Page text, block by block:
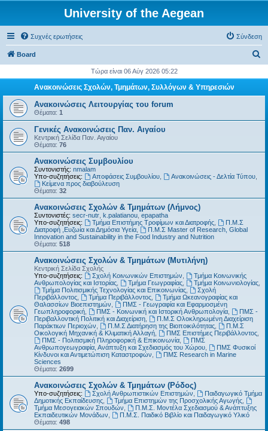
University of the Aegean
Συχνές ερωτήσεις Σύνδεση
Board
ζ
σ
Τώρα είναι 06 Αύγ 2026 05:22
Ανακοινώσεις Σχολών, Τμημάτων, Συλλόγων & Υπηρεσιών
Ανακοινώσεις Λειτουργίας του forum
Θέματα: 1
Γενικές Ανακοινώσεις Παν. Αιγαίου
Κεντρική Σελίδα Παν. Αιγαίου
Θέματα: 76
Ανακοινώσεις Συμβουλίου
Συντονιστής: nmalam
Υπο-συζητήσεις:
Αποφάσεις Συμβουλίου, Ανακοινώσεις - Δελτία Τύπου,
Kείμενα προς διαβούλευση
Θέματα: 32
Ανακοινώσεις Σχολών & Τμημάτων (Λήμνος)
Συντονιστές: secr-nutr k.palatianou epapatha
Υπο-συζητήσεις:
Τμήμα Επιστήμης Τροφίμων και Διατροφής,
Π.Μ.Σ
Διατροφή ,Ευζωία και Δημόσια Υγεία
Π.Μ.Σ Master of Research, Global
Innovation and Sustainability in the Food Industry and Nutrition
Θέματα: 518
Ανακοινώσεις Σχολών & Τμημάτων (Μυτιλήνη)
Κεντρική Σελίδα Σχολής
Υπο-συζητήσεις:
Σχολή Κοινωνικών Επιστημών
Τμήμα Κοινωνικής
Ανθρωπολογίας και Ιστορίας
Τμήμα Γεωγραφίας, Τμήμα Κοινωνιολογίας,
Τμήμα Πολιτισμικής Τεχνολογίας και Επικοινωνίας,
Σχολή
Περιβάλλοντος
Τμήμα Περιβάλλοντος,
Τμήμα Ωκεανογραφίας και
Θαλασσίων Βιοεπιστημών
ΠΜΣ - Γεωγραφία και Εφαρμοσμένη
Γεωπληροφορική
ΠΜΣ - Κοινωνική και Ιστορική Ανθρωπολογία,
ΠΜΣ -
Περιβαλλοντική Πολιτική και Διαχείριση
Π.Μ.Σ Ολοκληρωμένη Διαχείριση
Παράκτιων Περιοχών
Π.Μ.Σ Διατήρηση της Βιοποικιλότητας,
Π.Μ.Σ
Οικολογική Μηχανική & Κλιματική Αλλαγή
ΠΜΣ Επιστήμες Περιβάλλοντος,
ΠΜΣ - Πολιτισμική Πληροφορική & Επικοινωνία,
ΠΜΣ
Ανθρωπογεωγραφία, Ανάπτυξη και Σχεδιασμός του Χώρου
ΠΜΣ Φυσικοί
Κίνδυνοι και Αντιμετώπιση Καταστροφών
ΠΜΣ Research in Marine
Sciences
Θέματα: 2699
Ανακοινώσεις Σχολών & Τμημάτων (Ρόδος)
Υπο-συζητήσεις: Σχολή Ανθρωπιστικών Επιστημών
Παιδαγωγικό Τμήμα
Δημοτικής Εκπαίδευσης
Τμήμα Επιστημών της Προσχολικής Αγωγής,
Τμήμα Μεσογειακών Σπουδών
Π.Μ.Σ. Μοντέλα Σχεδιασμού & Ανάπτυξης
Εκπαιδευτικών Μονάδων
Π.Μ.Σ. Παιδικό Βιβλίο και Παιδαγωγικό Υλικό
Θέματα: 498